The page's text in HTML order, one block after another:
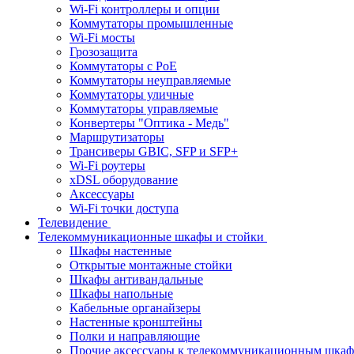
Wi-Fi контроллеры и опции
Коммутаторы промышленные
Wi-Fi мосты
Грозозащита
Коммутаторы c PoE
Коммутаторы неуправляемые
Коммутаторы уличные
Коммутаторы управляемые
Конвертеры "Оптика - Медь"
Маршрутизаторы
Трансиверы GBIC, SFP и SFP+
Wi-Fi роутеры
xDSL оборудование
Аксессуары
Wi-Fi точки доступа
Телевидение
Телекоммуникационные шкафы и стойки
Шкафы настенные
Открытые монтажные стойки
Шкафы антивандальные
Шкафы напольные
Кабельные органайзеры
Настенные кронштейны
Полки и направляющие
Прочие аксессуары к телекоммуникационным